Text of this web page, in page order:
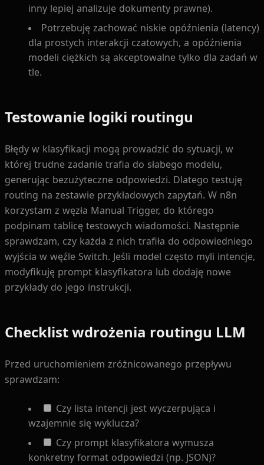
inny lepiej analizuje dokumenty prawne).
Potrzebuję zachować niskie opóźnienia (latency)
dla prostych interakcji czatowych, a opóźnienia
modeli ciężkich są akceptowalne tylko dla zadań w
tle.
Testowanie logiki routingu
Błędy w klasyfikacji mogą prowadzić do sytuacji, w
której trudne zadanie trafia do słabego modelu,
generując bezużyteczne odpowiedzi. Dlatego testuję
routing na zestawie przykładowych zapytań. W n8n
korzystam z węzła Manual Trigger, do którego
podpinam tablicę testowych wiadomości. Następnie
sprawdzam, czy każda z nich trafiła do odpowiedniego
wyjścia w węźle Switch. Jeśli model często myli intencje,
modyfikuję prompt klasyfikatora lub dodaję nowe
przykłady do jego instrukcji.
Checklist wdrożenia routingu LLM
Przed uruchomieniem zróżnicowanego przepływu
sprawdzam:
Czy lista intencji jest wyczerpująca i
wzajemnie się wyklucza?
Czy prompt klasyfikatora wymusza
konkretny format odpowiedzi (np. JSON)?